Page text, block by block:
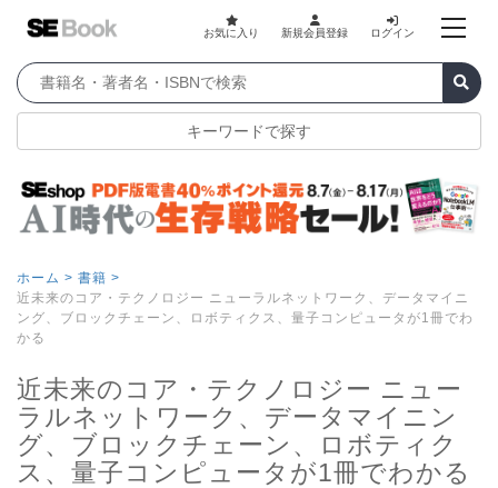
お気に入り 新規会員登録 ログイン
キーワードで探す
ホーム > 書籍 >
近未来のコア・テクノロジー ニューラルネットワーク、データマイニ
ング、ブロックチェーン、ロボティクス、量子コンピュータが1冊でわ
かる
近未来のコア・テクノロジー ニュー
ラルネットワーク、データマイニン
グ、ブロックチェーン、ロボティク
ス、量子コンピュータが1冊でわかる